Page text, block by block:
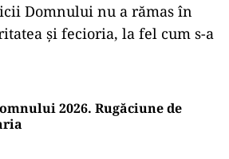
Domnului nu a rămas în
și fecioria, la fel cum s-a
2026. Rugăciune de